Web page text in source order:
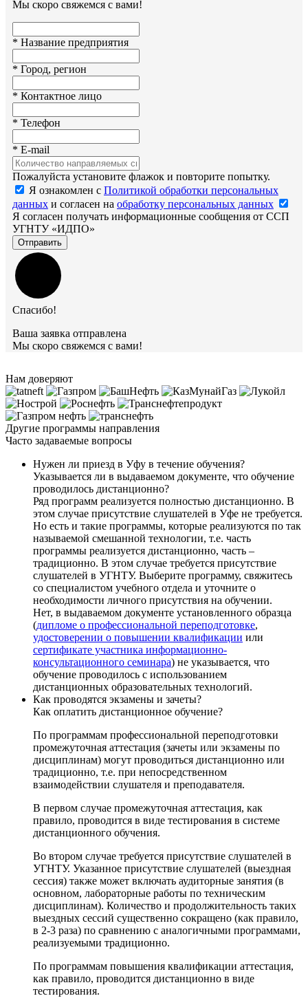
Мы скоро свяжемся с вами!
* Название предприятия
* Город, регион
* Контактное лицо
* Телефон
* E-mail
Пожалуйста установите флажок и повторите попытку.
Я ознакомлен с Политикой обработки персональных
данных и согласен на обработку персональных данных
Я согласен получать информационные сообщения от ССП
УГНТУ «ИДПО»
Отправить
Спасибо!
Ваша заявка отправлена
Мы скоро свяжемся с вами!
Нам доверяют
Другие программы направления
Часто задаваемые вопросы
Нужен ли приезд в Уфу в течение обучения?
Указывается ли в выдаваемом документе, что обучение
проводилось дистанционно?
Ряд программ реализуется полностью дистанционно. В
этом случае присутствие слушателей в Уфе не требуется.
Но есть и такие программы, которые реализуются по так
называемой смешанной технологии, т.е. часть
программы реализуется дистанционно, часть –
традиционно. В этом случае требуется присутствие
слушателей в УГНТУ. Выберите программу, свяжитесь
со специалистом учебного отдела и уточните о
необходимости личного присутствия на обучении.
Нет, в выдаваемом документе установленного образца
(дипломе о профессиональной переподготовке,
удостоверении о повышении квалификации или
сертификате участника информационно-
консультационного семинара) не указывается, что
обучение проводилось с использованием
дистанционных образовательных технологий.
Как проводятся экзамены и зачеты?
Как оплатить дистанционное обучение?
По программам профессиональной переподготовки
промежуточная аттестация (зачеты или экзамены по
дисциплинам) могут проводиться дистанционно или
традиционно, т.е. при непосредственном
взаимодействии слушателя и преподавателя.
В первом случае промежуточная аттестация, как
правило, проводится в виде тестирования в системе
дистанционного обучения.
Во втором случае требуется присутствие слушателей в
УГНТУ. Указанное присутствие слушателей (выездная
сессия) также может включать аудиторные занятия (в
основном, лабораторные работы по техническим
дисциплинам). Количество и продолжительность таких
выездных сессий существенно сокращено (как правило,
в 2-3 раза) по сравнению с аналогичными программами,
реализуемыми традиционно.
По программам повышения квалификации аттестация,
как правило, проводится дистанционно в виде
тестирования.